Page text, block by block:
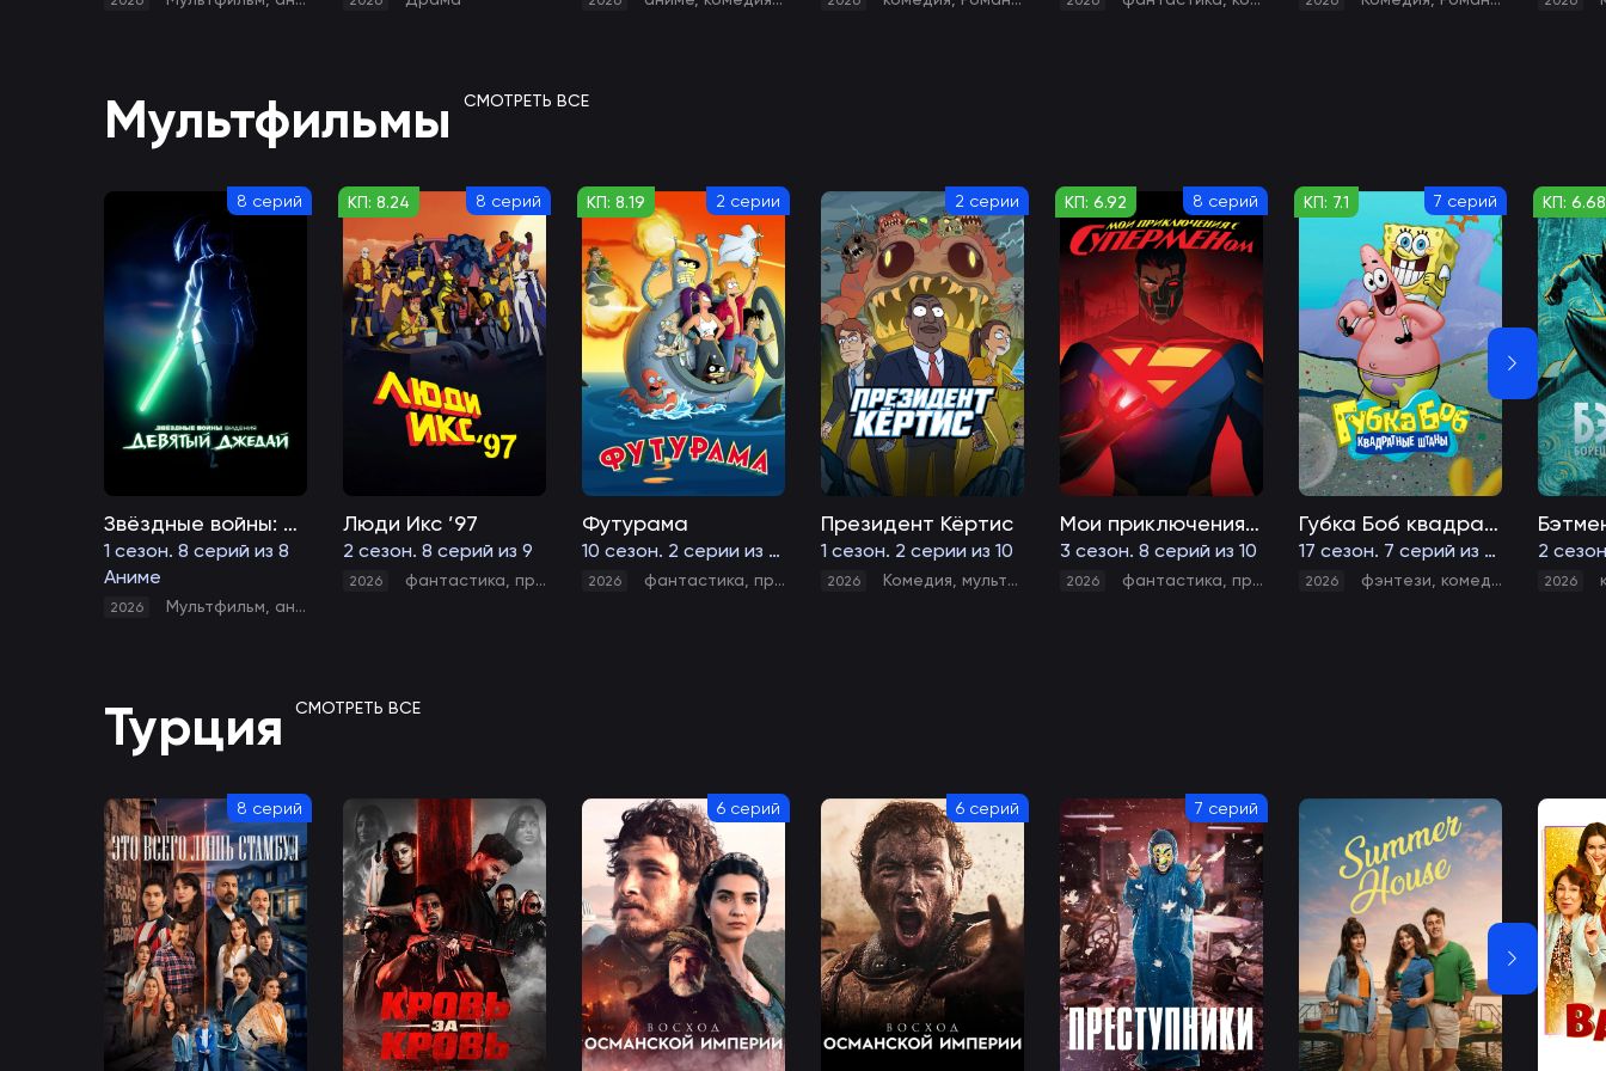
Мультфильмы СМОТРЕТЬ ВСЕ
8 серий
Звёздные войны: Видения. Девятый джедай
1 сезон. 8 серий из 8
Аниме
2026 Мультфильм аниме
8 серий
КП: 8.24
Люди Икс ’97
2 сезон. 8 серий из 9
2026 фантастика приключения боевик,фэнтези, мультфильм
2 серии
КП: 8.19
Футурама
10 сезон. 2 серии из 10
2026 фантастика приключения комедия, мультфильм
2 серии
Президент Кёртис
1 сезон. 2 серии из 10
2026 Комедия мультфильм
8 серий
КП: 6.92
Мои приключения с Суперменом
3 сезон. 8 серий из 10
2026 фантастика приключения боевик,фэнтези, комедия,
7 серий
КП: 7.1
Губка Боб квадратные штаны
17 сезон. 7 серий из XX
2026 фэнтези комедия
КП: 6.68
2026
Турция СМОТРЕТЬ ВСЕ
8 серий 6 серий 6 серий 7 серий